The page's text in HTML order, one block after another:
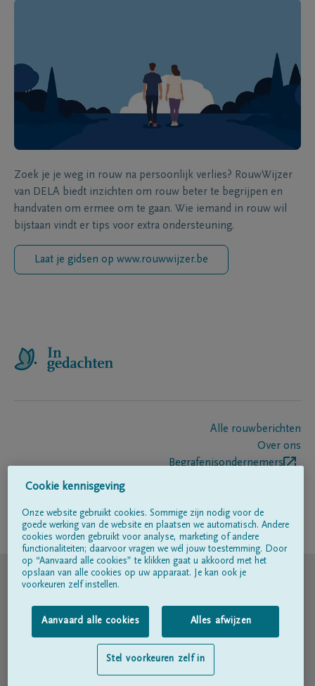
Zoek je je weg in rouw na persoonlijk verlies? RouwWijzer
van DELA biedt inzichten om rouw beter te begrijpen en
handvaten om ermee om te gaan. Wie iemand in rouw wil
bijstaan vindt er tips voor extra ondersteuning.
Laat je gidsen op www.rouwwijzer.be
Alle rouwberichten
Over ons
Begrafenisondernemers
Volg ons op
© DELA
Gebruiksvoorwaarden
Privacyverklaring
Toegankelijkheidsverklaring
Cookie kennisgeving
Onze website gebruikt cookies. Sommige zijn nodig voor de
goede werking van de website en plaatsen we automatisch. Andere
cookies worden gebruikt voor analyse, marketing of andere
functionaliteiten; daarvoor vragen we wél jouw toestemming. Door
op “Aanvaard alle cookies” te klikken gaat u akkoord met het
opslaan van alle cookies op uw apparaat. Je kan ook je
voorkeuren zelf instellen.
Aanvaard alle cookies Alles afwijzen
Stel voorkeuren zelf in